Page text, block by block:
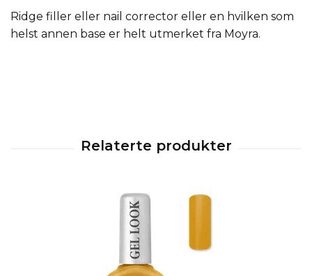
Ridge filler eller nail corrector eller en hvilken som
helst annen base er helt utmerket fra Moyra.